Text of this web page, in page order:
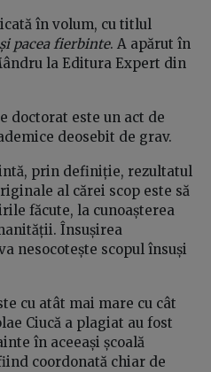
în volum, cu titlul
pacea fierbinte. A apărut în
la Editura Expert din
doctorat este un act de
deosebit de grav.
prin definiție, rezultatul
al cărei scop este să
făcute, la cunoașterea
Însușirea
nesocotește scopul însuși
cu atât mai mare cu cât
Ciucă a plagiat au fost
în aceeași școală
coordonată chiar de